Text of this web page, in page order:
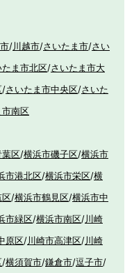
/川越市/さいたま市/さい
たま市北区/さいたま市大
/さいたま市中央区/さいた
市南区
葉区/横浜市磯子区/横浜市
市港北区/横浜市栄区/横
区/横浜市鶴見区/横浜市中
市緑区/横浜市南区/川崎
原区/川崎市高津区/川崎
/横須賀市/鎌倉市/逗子市/